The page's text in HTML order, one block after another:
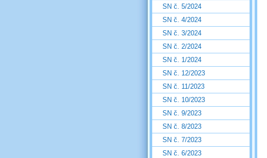
SN č. 5/2024
SN č. 4/2024
SN č. 3/2024
SN č. 2/2024
SN č. 1/2024
SN č. 12/2023
SN č. 11/2023
SN č. 10/2023
SN č. 9/2023
SN č. 8/2023
SN č. 7/2023
SN č. 6/2023